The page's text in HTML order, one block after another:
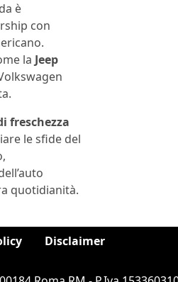
è
con
la Jeep
freschezza
le sfide del
quotidianità.
Disclaimer